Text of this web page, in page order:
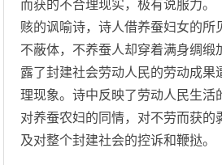
而获的不合理现实，极有说服
赅的讽喻诗，诗人借养蚕妇女的所
不蔽体，不养蚕人却穿着满身绸缎
露了封建社会劳动人民的劳动成果
理现象。诗中反映了劳动人民生活
对养蚕农妇的同情，对不劳而获的
及对整个封建社会的控诉和鞭挞。